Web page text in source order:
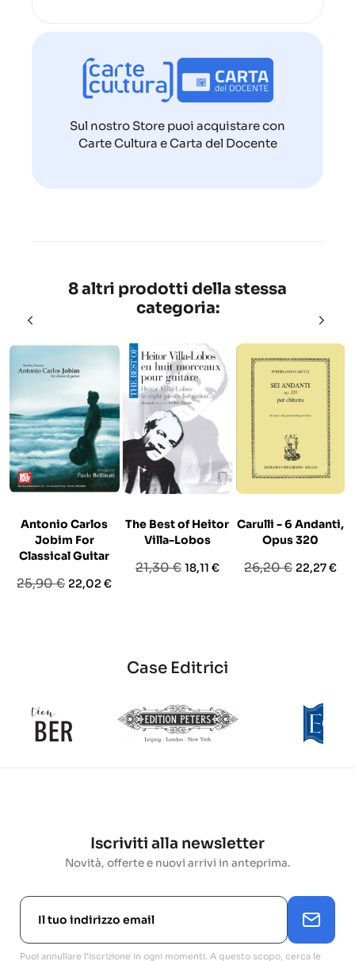
Sul nostro Store puoi acquistare con
Carte Cultura e Carta del Docente
8 altri prodotti della stessa
categoria:
Antonio Carlos
Jobim For
Classical Guitar
Prezzo
25,90 € Prezzo
22,02 €
The Best of Heitor
Villa-Lobos
Prezzo
21,30 € Prezzo
18,11 €
Carulli - 6 Andanti,
Opus 320
Prezzo
26,20 € Prezzo
22,27 €
Case Editrici
Iscriviti alla newsletter
Novità, offerte e nuovi arrivi in anteprima.
Puoi annullare l'iscrizione in ogni momenti. A questo scopo, cerca le